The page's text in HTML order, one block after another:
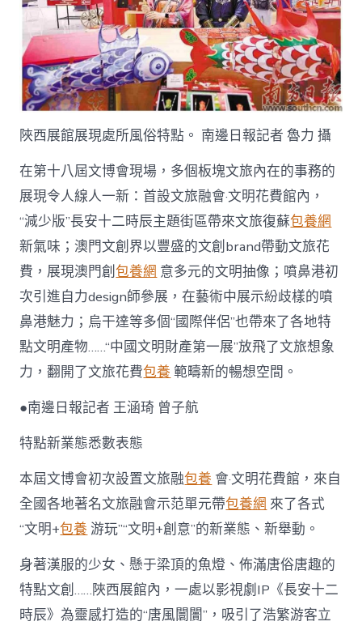
陜西展館展現處所風俗特點。 南邊日報記者 魯力 攝
在第十八屆文博會現場，多個板塊文旅內在的事務的
展現令人線人一新：首設文旅融會·文明花費館內，
“減少版”長安十二時辰主題街區帶來文旅復蘇包養網
新氣味；澳門文創界以豐盛的文創brand帶動文旅花
費，展現澳門創包養網 意多元的文明抽像；噴鼻港初
次引進自力design師參展，在藝術中展示紛歧樣的噴
鼻港魅力；烏干達等多個“國際伴侶”也帶來了各地特
點文明產物……“中國文明財產第一展”放飛了文旅想象
力，翻開了文旅花費包養 範疇新的暢想空間。
●南邊日報記者 王涵琦 曾子航
特點新業態悉數表態
本屆文博會初次設置文旅融包養 會·文明花費館，來自
全國各地著名文旅融會示范單元帶包養網 來了各式
“文明+包養 游玩”“文明+創意”的新業態、新舉動。
身著漢服的少女、懸于梁頂的魚燈、佈滿唐俗唐趣的
特點文創……陜西展館內，一處以影視劇IP《長安十二
時辰》為靈感打造的“唐風闤闠”，吸引了浩繁游客立